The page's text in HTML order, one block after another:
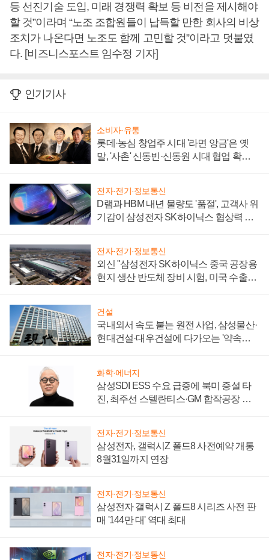
등 선진기술 도입, 미래 경쟁력 확보 등 비전을 제시해야
할 것”이라며 “노조 조합원들이 납득할 만한 회사의 비상
조치가 나온다면 노조도 함께 고민할 것”이라고 덧붙였
다. [비즈니스포스트 임수정 기자]
인기기사
소비자·유통
롯데·농심 창업주 시대 '라면 앙금'은 옛
말, '사촌' 신동빈·신동원 시대 협업 확대
전자·전기·정보통신
D램과 HBM 내년 물량도 '품절', 고객사 위
기감이 삼성전자 SK하이닉스 협상력 더
전자·전기·정보통신
외신 "삼성전자 SK하이닉스 중국 공장용
현지 생산 반도체 장비 시험, 미국 수출통
건설
국내외서 속도 붙는 원전 사업, 삼성물산·
현대건설·대우건설에 다가오는 '약속의
화학·에너지
삼성SDI ESS 수요 급증에 북미 증설 타
진, 최주선 스텔란티스·GM 합작공장 건
전자·전기·정보통신
삼성전자, 갤럭시Z 폴드8 사전예약 개통
8월31일까지 연장
전자·전기·정보통신
삼성전자 갤럭시 Z 폴드8 시리즈 사전 판
매 '144만 대' 역대 최대
전자·전기·정보통신